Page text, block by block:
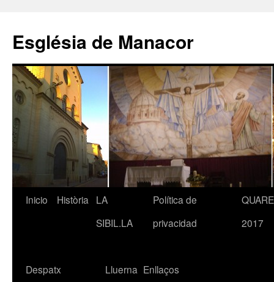
contenido
Església de Manacor
Inicio Història
LA
SIBIL.LA
Política de
privacidad
2017
Despatx
Lluerna Enllaços